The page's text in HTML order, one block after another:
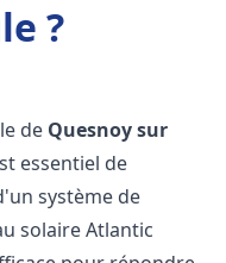
?
de Quesnoy sur
essentiel de
système de
solaire Atlantic